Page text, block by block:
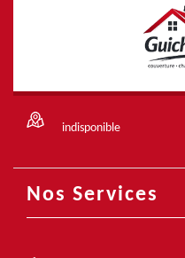
indisponible
Nos Services